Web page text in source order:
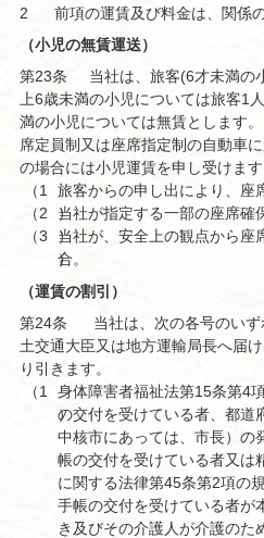
2
前項の運賃及び料金は、関係
（小児の無賃運送）
第23条
当社は、旅客(6才未満の
上6歳未満の小児については旅客1
満の小児については無賃とします
席定員制又は座席指定制の自動車
の場合には小児運賃を申し受けます
（1
）
旅客からの申し出により、座
（2
）
当社が指定する一部の座席確
（3
）
当社が、安全上の観点から座
合。
（運賃の割引）
第24条
当社は、次の各号のい
土交通大臣又は地方運輸局長へ届
り引きます。
（1
）
身体障害者福祉法第15条第4
の交付を受けている者、都道
中核市にあっては、市長）の
帳の交付を受けている者又は
に関する法律第45条第2項の
手帳の交付を受けている者が
き及びその介護人が介護のた